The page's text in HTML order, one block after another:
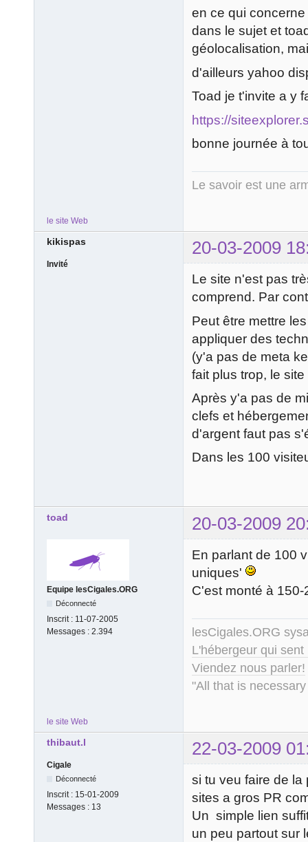
en ce qui
dans le sujet et
géolocalisation,
d'ailleurs yahoo
Toad je t'invite a y
https://
bonne journée à
Le savoir est une
le site Web
kikispas 20-03-2009
Invité
Le site n'est pas
comprend. Par
Peut être mettre
appliquer des
(y'a pas de meta
fait plus trop, le
Après y'a pas de
clefs et
d'argent faut pas
Dans les 100
toad 20-03-2009
Equipe lesCigales.ORG
Déconnecté
Inscrit : 11-07-2005
Messages : 2.394
En parlant de 100
uniques'
C'est monté à 150-
lesCigales.ORG
L'hébergeur qui
Viendez nous parler!
"All that is
le site Web
thibaut.l 22-03-2009
Cigale
Déconnecté
Inscrit : 15-01-2009
Messages : 13
si tu veu faire de la
sites a gros PR
Un simple lien
un peu partout sur